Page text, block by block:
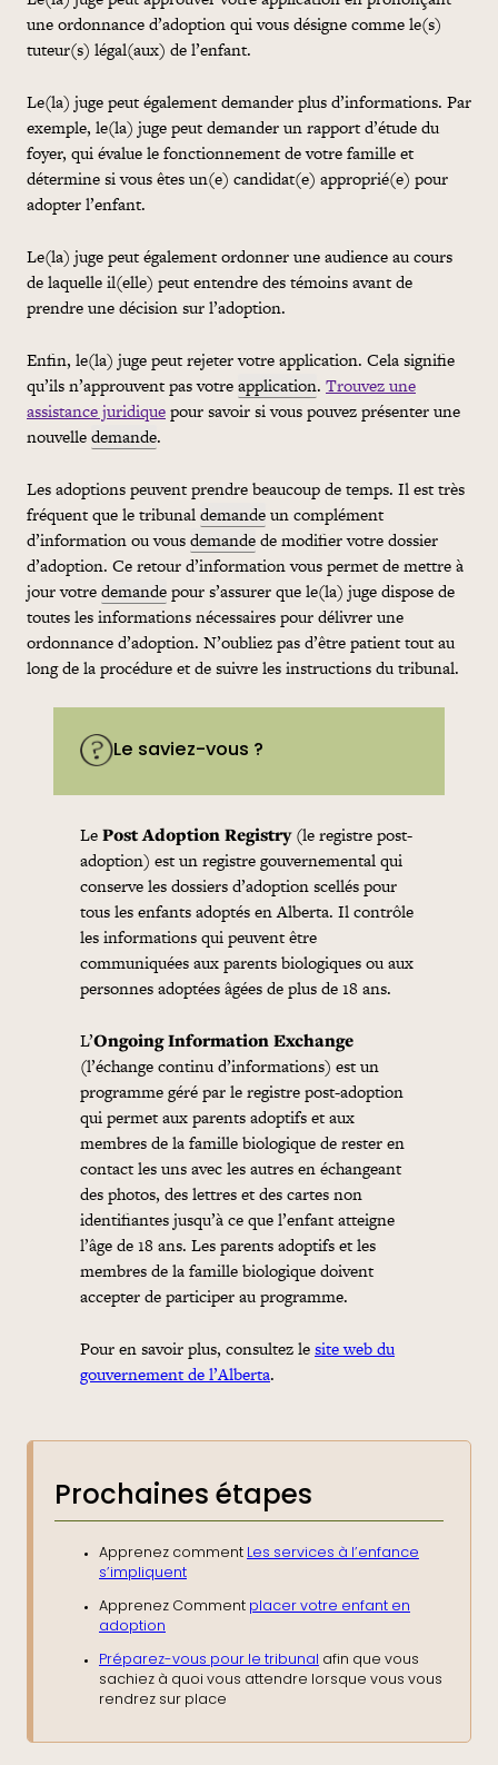
une ordonnance d’adoption qui vous désigne comme le(s)
tuteur(s) légal(aux) de l’enfant.
Le(la) juge peut également demander plus d’informations. Par
exemple, le(la) juge peut demander un rapport d’étude du
foyer, qui évalue le fonctionnement de votre famille et
détermine si vous êtes un(e) candidat(e) approprié(e) pour
adopter l’enfant.
Le(la) juge peut également ordonner une audience au cours
de laquelle il(elle) peut entendre des témoins avant de
prendre une décision sur l’adoption.
Enfin, le(la) juge peut rejeter votreapplication. Cela signifie
qu’ils n’approuvent pas votreapplication. Trouvez une
assistance juridiquepour savoir si vous pouvez présenter une
nouvelledemande.
Les adoptions peuvent prendre beaucoup de temps. Il est très
fréquent que le tribunaldemandeun complément
d’information ou vousdemandede modifier votre dossier
d’adoption. Ce retour d’information vous permet de mettre à
jour votredemandepour s’assurer que le(la) juge dispose de
toutes les informations nécessaires pour délivrer une
ordonnance d’adoption. N’oubliez pas d’être patient tout au
long de la procédure et de suivre les instructions du tribunal.
Le saviez-vous ?
LePost Adoption Registry(le registre post-
adoption) est un registre gouvernemental qui
conserve les dossiers d’adoption scellés pour
tous les enfants adoptés en Alberta. Il contrôle
les informations qui peuvent être
communiquées aux parents biologiques ou aux
personnes adoptées âgées de plus de 18 ans.
L’Ongoing Information Exchange
(l’échange continu d’informations) est un
programme géré par le registre post-adoption
qui permet aux parents adoptifs et aux
membres de la famille biologique de rester en
contact les uns avec les autres en échangeant
des photos, des lettres et des cartes non
identifiantes jusqu’à ce que l’enfant atteigne
l’âge de 18 ans. Les parents adoptifs et les
membres de la famille biologique doivent
accepter de participer au programme.
Pour en savoir plus, consultez lesite web du
gouvernement de l’Alberta.
Prochaines étapes
Apprenez comment Les services à l’enfance
s’impliquent
Apprenez Comment placer votre enfant en
adoption
Préparez-vous pour le tribunal
afin que vous
sachiez à quoi vous attendre lorsque vous vous
rendrez sur place